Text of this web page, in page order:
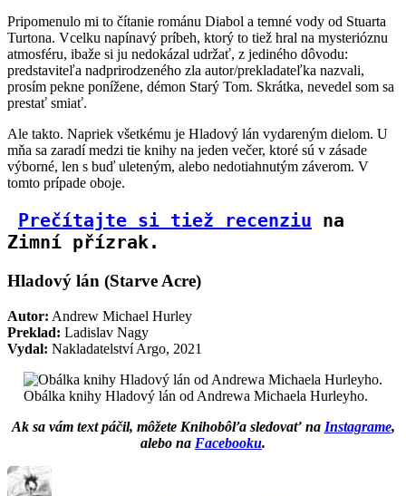
Pripomenulo mi to čítanie románu Diabol a temné vody od Stuarta
Turtona. Vcelku napínavý príbeh, ktorý to tiež hral na mysterióznu
atmosféru, ibaže si ju nedokázal udržať, z jediného dôvodu:
predstaviteľa nadprirodzeného zla autor/prekladateľka nazvali,
prosím pekne ponížene, démon Starý Tom. Skrátka, nevedel som sa
prestať smiať.
Ale takto. Napriek všetkému je Hladový lán vydareným dielom. U
mňa sa zaradí medzi tie knihy na jeden večer, ktoré sú v zásade
výborné, len s buď uleteným, alebo nedotiahnutým záverom. V
tomto prípade oboje.
Prečítajte si tiež recenziu na
Zimní přízrak.
Hladový lán (Starve Acre)
Autor: Andrew Michael Hurley
Preklad: Ladislav Nagy
Vydal: Nakladatelství Argo, 2021
Obálka knihy Hladový lán od Andrewa Michaela Hurleyho.
Ak sa vám text páčil, môžete Knihobôľa sledovať na Instagrame,
alebo na Facebooku.
Autor